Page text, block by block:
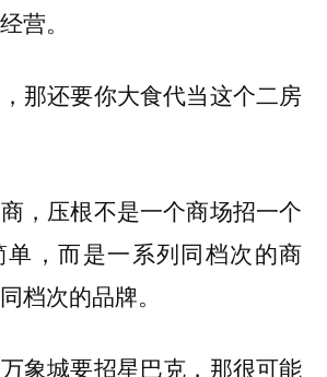
营。
那还要你大食代当这个二房
，压根不是一个商场招一个
，而是一系列同档次的商
档次的品牌。
象城要招星巴克，那很可能